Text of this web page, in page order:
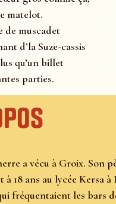
matelot.
de muscadet
d’la Suze-cassis
qu’un billet
parties.
a vécu à Groix. Son
à 18 ans au lycée Kersa
fréquentaient les bars